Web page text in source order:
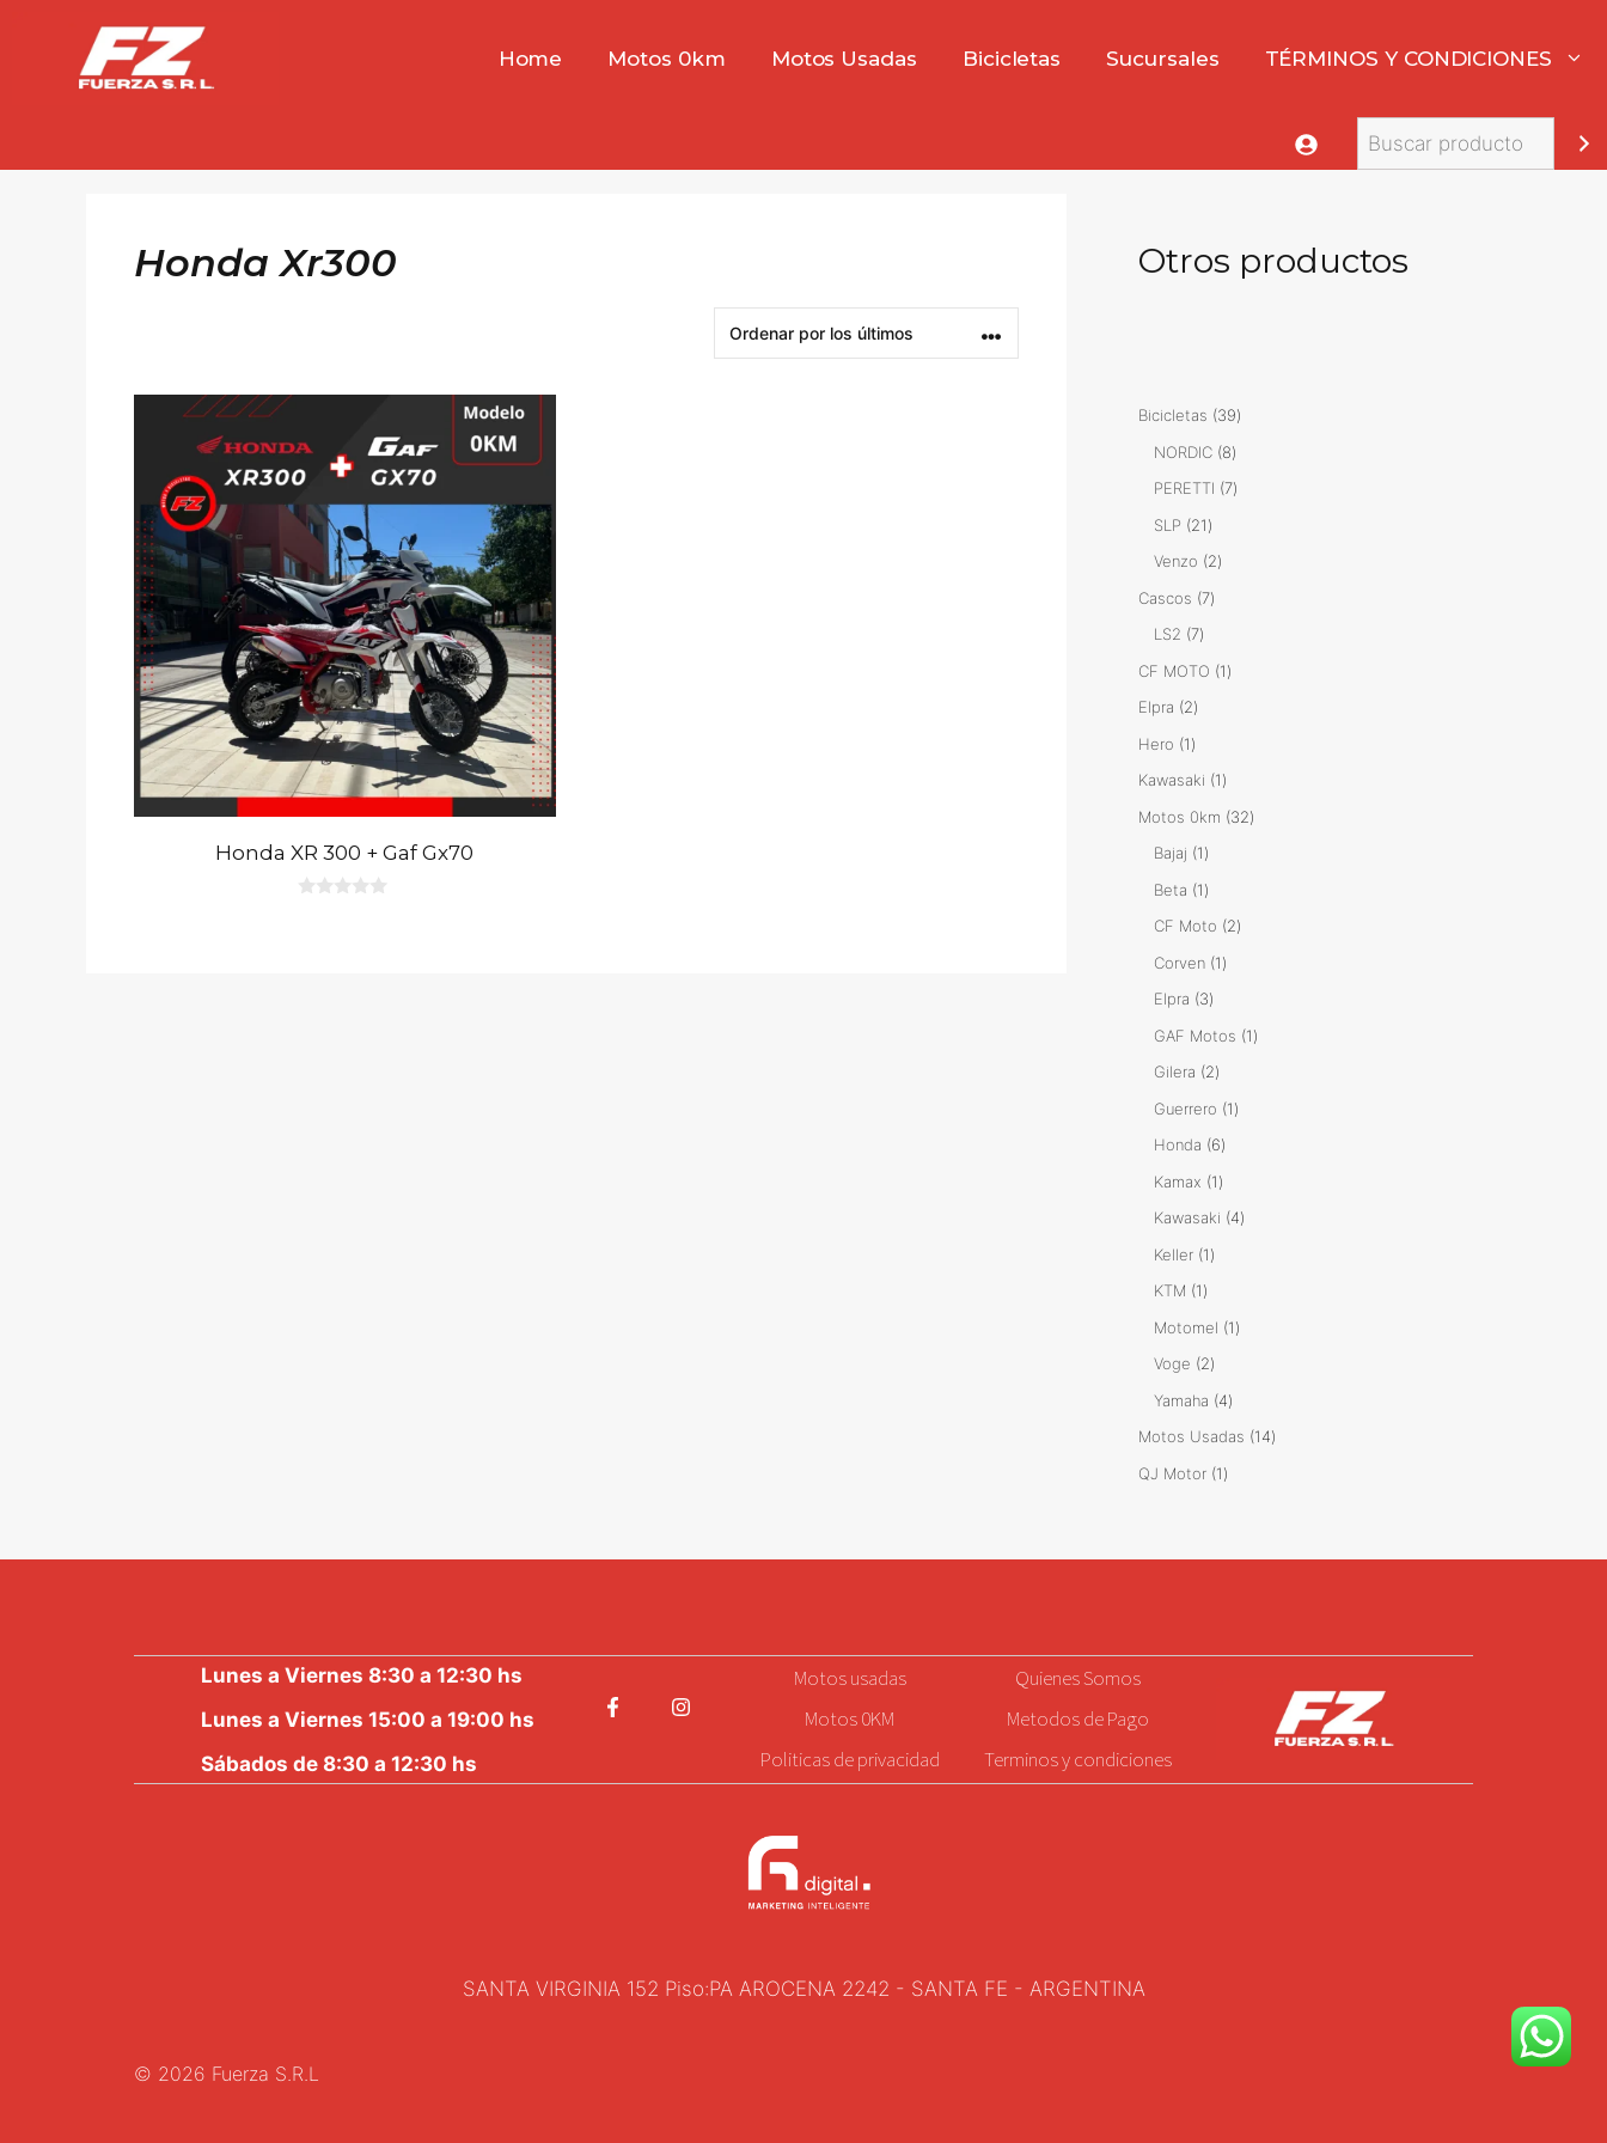
contenido
Home Motos 0km Motos Usadas Bicicletas Sucursales TÉRMINOS Y CONDICIONES
Buscar
Honda Xr300
Honda XR 300 + Gaf Gx70
Otros productos
Bicicletas 3939
NORDIC 88
productos
PERETTI 77
SLP 2121
productos
Venzo 22
Cascos 77
LS2 77
productos
CF MOTO 11
Elpra 22
productos
Hero 11
producto
Kawasaki 11
producto
Motos 0km 3232
Bajaj 11
producto
Beta 11
producto
CF Moto 22
Corven 11
Elpra 33
productos
GAF Motos 11
Gilera 22
productos
Guerrero 11
Honda 66
productos
Kamax 11
producto
Kawasaki 44
Keller 11
KTM 11
producto
Motomel 11
Voge 22
productos
Yamaha 44
productos
Motos Usadas 1414
QJ Motor 11
Lunes a Viernes 8:30 a 12:30 hs
Lunes a Viernes 15:00 a 19:00 hs
Sábados de 8:30 a 12:30 hs
Motosusadas
Motos 0KM
Politicas de privacidad
Quienes Somos
Metodos de Pago
Terminos y condiciones
SANTA VIRGINIA 152 Piso:PA AROCENA 2242 - SANTA FE - ARGENTINA
© 2026 Fuerza S.R.L